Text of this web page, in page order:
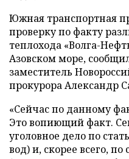
Южная транспортная
проверку по факту
теплохода «Волга-
Азовском море,
заместитель
прокурора Александр
«Сейчас по данному
Это вопиющий факт.
уголовное дело по
вод) и, скорее всего, по